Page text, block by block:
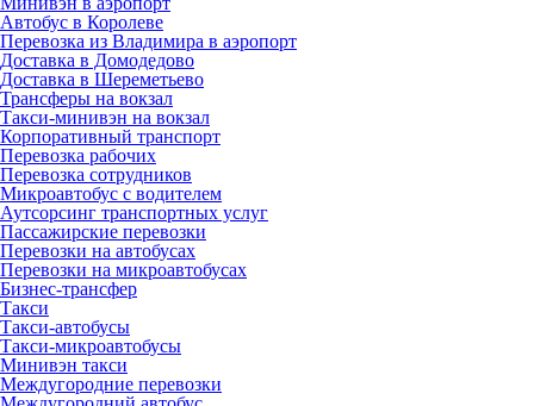
Автобус в Королеве
Перевозка из Владимира в аэропорт
Доставка в Домодедово
Доставка в Шереметьево
Трансферы на вокзал
Такси-минивэн на вокзал
Корпоративный транспорт
Перевозка рабочих
Перевозка сотрудников
Микроавтобус с водителем
Аутсорсинг транспортных услуг
Пассажирские перевозки
Перевозки на автобусах
Перевозки на микроавтобусах
Бизнес-трансфер
Такси
Такси-автобусы
Такси-микроавтобусы
Минивэн такси
Междугородние перевозки